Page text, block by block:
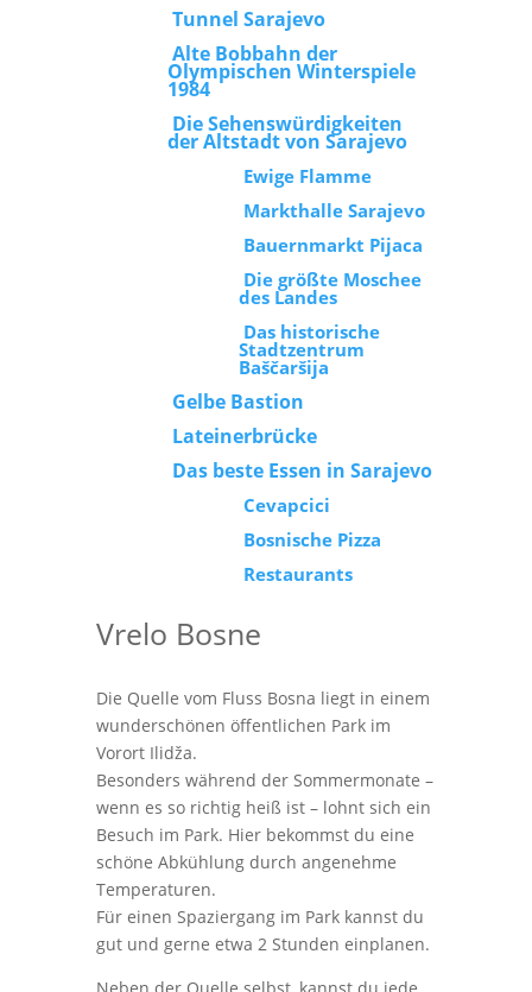
Tunnel Sarajevo
Alte Bobbahn der
Olympischen Winterspiele
1984
Die Sehenswürdigkeiten
der Altstadt von Sarajevo
Ewige Flamme
Markthalle Sarajevo
Bauernmarkt Pijaca
Die größte Moschee
des Landes
Das historische
Stadtzentrum
Baščaršija
Gelbe Bastion
Lateinerbrücke
Das beste Essen in Sarajevo
Cevapcici
Bosnische Pizza
Restaurants
Vrelo Bosne
Die Quelle vom Fluss Bosna liegt in einem
wunderschönen öffentlichen Park im
Vorort Ilidža.
Besonders während der Sommermonate –
wenn es so richtig heiß ist – lohnt sich ein
Besuch im Park. Hier bekommst du eine
schöne Abkühlung durch angenehme
Temperaturen.
Für einen Spaziergang im Park kannst du
gut und gerne etwa 2 Stunden einplanen.